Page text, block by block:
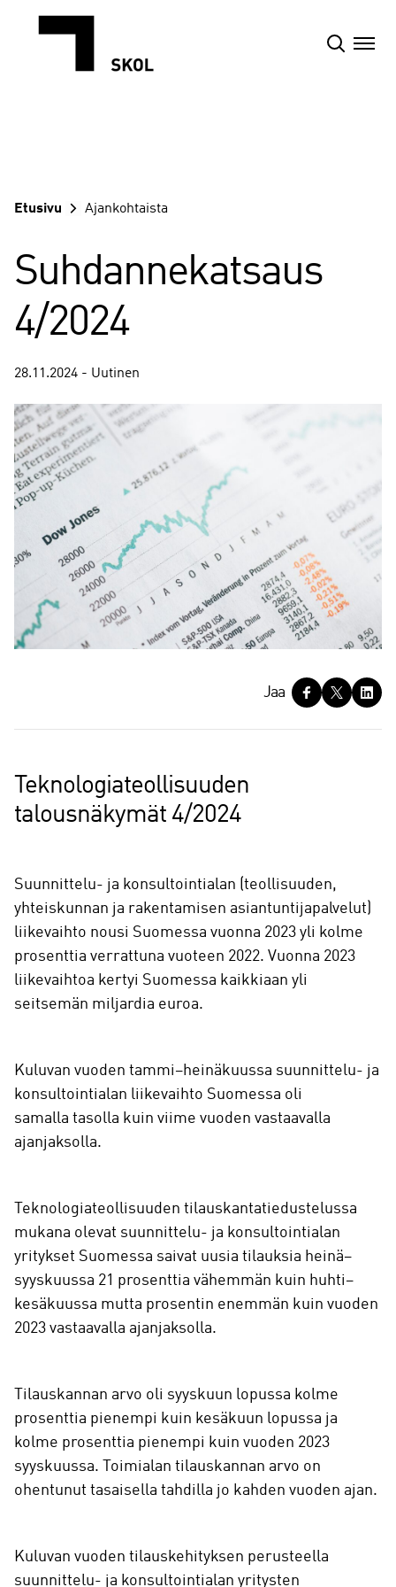
sisältöön
Etusivu Ajankohtaista
Suhdannekatsaus
4/2024
28.11.2024 - Uutinen
a
Jaa
Teknologiateollisuuden
talousnäkymät 4/2024
Suunnittelu- ja konsultointialan (teollisuuden,
yhteiskunnan ja rakentamisen asiantuntijapalvelut)
liikevaihto nousi Suomessa vuonna 2023 yli kolme
prosenttia verrattuna vuoteen 2022. Vuonna 2023
liikevaihtoa kertyi Suomessa kaikkiaan yli
seitsemän miljardia euroa.
Kuluvan vuoden tammi–heinäkuussa suunnittelu- ja
konsultointialan liikevaihto Suomessa oli
samalla tasolla kuin viime vuoden vastaavalla
ajanjaksolla.
Teknologiateollisuuden tilauskantatiedustelussa
mukana olevat suunnittelu- ja konsultointialan
yritykset Suomessa saivat uusia tilauksia heinä–
syyskuussa 21 prosenttia vähemmän kuin huhti–
kesäkuussa mutta prosentin enemmän kuin vuoden
2023 vastaavalla ajanjaksolla.
Tilauskannan arvo oli syyskuun lopussa kolme
prosenttia pienempi kuin kesäkuun lopussa ja
kolme prosenttia pienempi kuin vuoden 2023
syyskuussa. Toimialan tilauskannan arvo on
ohentunut tasaisella tahdilla jo kahden vuoden ajan.
Kuluvan vuoden tilauskehityksen perusteella
suunnittelu- ja konsultointialan yritysten